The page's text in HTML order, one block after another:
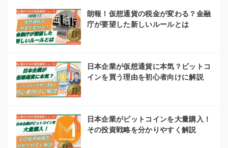
朗報！仮想通貨の税金が変わる？金融
庁が要望した新しいルールとは
日本企業が仮想通貨に本気？ビットコ
インを買う理由を初心者向けに解説
日本企業がビットコインを大量購入！
その投資戦略を分かりやすく解説